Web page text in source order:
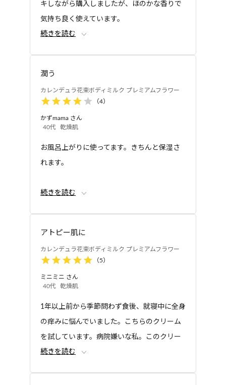
ェロール、カルボマー、ジメチコン、グリチルリチ
ン酸2K、フェノキシエタノール※植物由来
ボディジェル
カレンデュラ花束ボデ
ィジェル リフレッシュ
トライアルセット
キしながら購入しましたが、ほのかな香りで
気持ち良く使えています。
保湿もしっかり出来るのに、ベタつかず使い
続きを読む
潤う
カレンデュラ花束ボディミルク プレミアムフラワー
（4）
かずmama さん
40代
乾燥肌
お風呂上がりに使ってます。きちんと保湿さ
れます。
ミルキークリームのように、使う度に袋が小
続きを読む
アトピー肌に
カレンデュラ花束ボディミルク プレミアムフラワー
（5）
ミニミニ さん
40代
乾燥肌
1年以上前から季節問わず食後、就寝中に全身
の痒みに悩んでいました。こちらのクリーム
を試しています。病院嫌いな私。このクリー
ムを塗っても痒みは治まらず。気休め適度し
続きを読む